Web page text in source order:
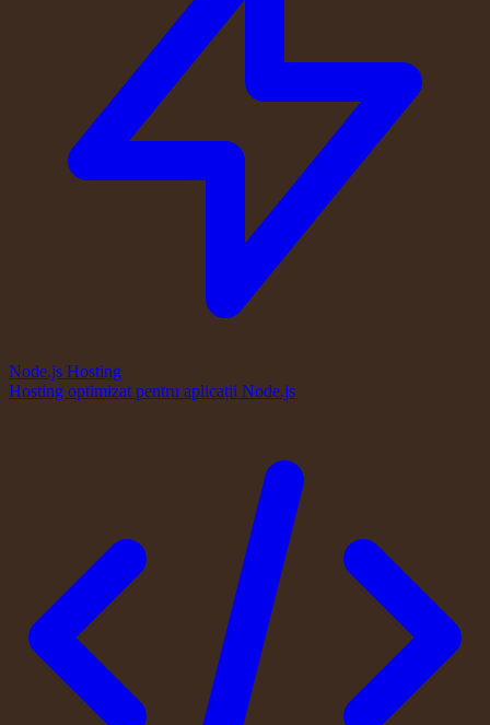
Node.js Hosting
Hosting optimizat pentru aplicații Node.js